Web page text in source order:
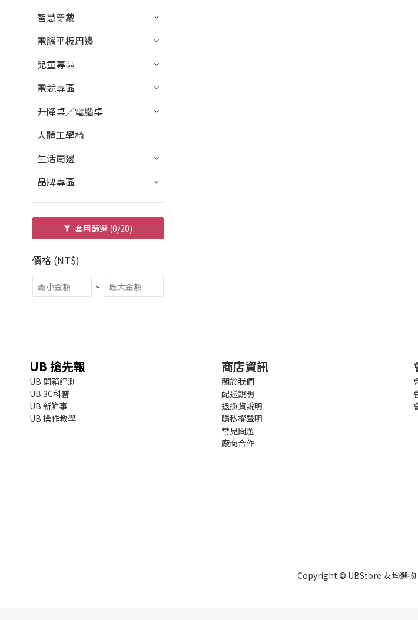
智慧穿戴
電腦平板周邊
兒童專區
電競專區
升降桌／電腦桌
人體工學椅
生活周邊
品牌專區
套用篩選 (0/20)
價格 (NT$)
~
UB 搶先報
UB 開箱評測
UB 3C科普
UB 新鮮事
UB 操作教學
商店資訊
關於我們
配送說明
退換貨說明
隱私權聲明
常見問題
廠商合作
Copyright © UBStore 友均選